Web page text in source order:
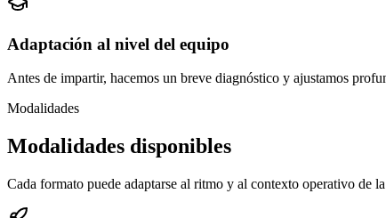
Adaptación al nivel del equipo
Antes de impartir, hacemos un breve diagnóstico y ajustamos
Modalidades
Modalidades disponibles
Cada formato puede adaptarse al ritmo y al contexto operativo de